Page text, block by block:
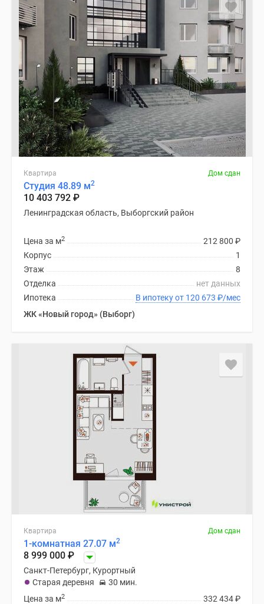
Квартира Дом сдан
Студия 48.89 м2
10 403 792 ₽
Ленинградская область, Выборгский район
212 800 ₽
Цена за м2
1
Корпус
8
Этаж
нет данных
Отделка
В ипотеку от 120 673 ₽/мес
Ипотека
ЖК «Новый город» (Выборг)
Квартира Дом сдан
1-комнатная 27.07 м2
8 999 000 ₽
Санкт-Петербург, Курортный
Старая деревня
30 мин.
332 434₽
Цена за м2